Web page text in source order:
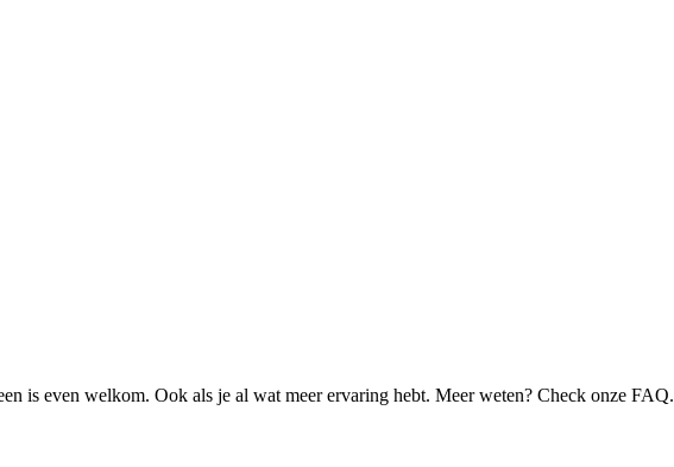
is even welkom. Ook als je al wat meer ervaring hebt. Meer weten? Check onze FAQ.